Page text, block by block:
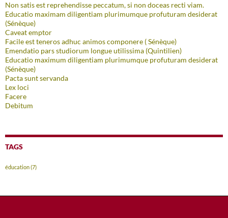
Non satis est reprehendisse peccatum, si non doceas recti viam.
Educatio maximam diligentiam plurimumque profuturam desiderat
(Sénèque)
Caveat emptor
Facile est teneros adhuc animos componere ( Sénèque)
Emendatio pars studiorum longue utilissima (Quintilien)
Educatio maximum diligentiam plurimumque profuturam desiderat
(Sénèque)
Pacta sunt servanda
Lex loci
Facere
Debitum
TAGS
éducation(7)